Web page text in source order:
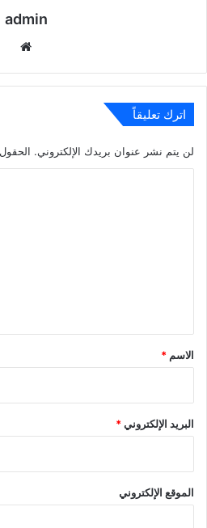
admin
اترك تعليقاً
لن يتم نشر عنوان بريدك الإلكتروني. الحقول
*
الاسم *
البريد الإلكتروني*
الموقع الإلكتروني